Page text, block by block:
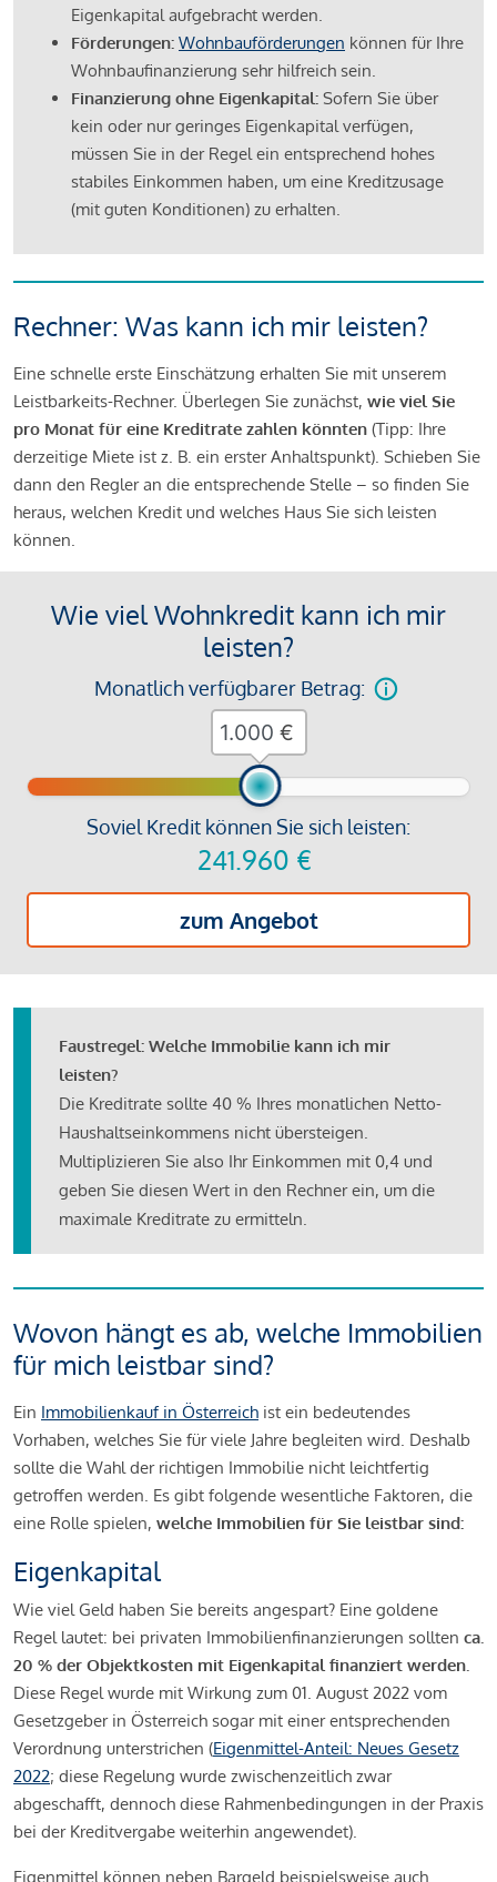
Eigenkapital aufgebracht werden.
Förderungen: Wohnbauförderungen können für Ihre
Wohnbaufinanzierung sehr hilfreich sein.
Finanzierung ohne Eigenkapital: Sofern Sie über
kein oder nur geringes Eigenkapital verfügen,
müssen Sie in der Regel ein entsprechend hohes
stabiles Einkommen haben, um eine Kreditzusage
(mit guten Konditionen) zu erhalten.
Rechner: Was kann ich mir leisten?
Eine schnelle erste Einschätzung erhalten Sie mit unserem
Leistbarkeits-Rechner. Überlegen Sie zunächst, wie viel Sie
pro Monat für eine Kreditrate zahlen könnten (Tipp: Ihre
derzeitige Miete ist z. B. ein erster Anhaltspunkt). Schieben Sie
dann den Regler an die entsprechende Stelle – so finden Sie
heraus, welchen Kredit und welches Haus Sie sich leisten
können.
Wie viel Wohnkredit kann ich mir
leisten?
Monatlich verfügbarer Betrag:
Soviel Kredit können Sie sich leisten:
241.960 €
zum Angebot
€
Faustregel: Welche Immobilie kann ich mir
leisten?
Die Kreditrate sollte 40 % Ihres monatlichen Netto-
Haushaltseinkommens nicht übersteigen.
Multiplizieren Sie also Ihr Einkommen mit 0,4 und
geben Sie diesen Wert in den Rechner ein, um die
maximale Kreditrate zu ermitteln.
Wovon hängt es ab, welche Immobilien
für mich leistbar sind?
Ein Immobilienkauf in Österreich ist ein bedeutendes
Vorhaben, welches Sie für viele Jahre begleiten wird. Deshalb
sollte die Wahl der richtigen Immobilie nicht leichtfertig
getroffen werden. Es gibt folgende wesentliche Faktoren, die
eine Rolle spielen, welche Immobilien für Sie leistbar sind:
Eigenkapital
Wie viel Geld haben Sie bereits angespart? Eine goldene
Regel lautet: bei privaten Immobilienfinanzierungen sollten ca.
20 % der Objektkosten mit Eigenkapital finanziert werden.
Diese Regel wurde mit Wirkung zum 01. August 2022 vom
Gesetzgeber in Österreich sogar mit einer entsprechenden
Verordnung unterstrichen (Eigenmittel-Anteil: Neues Gesetz
2022; diese Regelung wurde zwischenzeitlich zwar
abgeschafft, dennoch diese Rahmenbedingungen in der Praxis
bei der Kreditvergabe weiterhin angewendet).
Eigenmittel können neben Bargeld beispielsweise auch